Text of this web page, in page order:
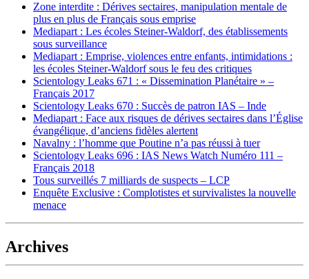
Zone interdite : Dérives sectaires, manipulation mentale de
plus en plus de Français sous emprise
Mediapart : Les écoles Steiner-Waldorf, des établissements
sous surveillance
Mediapart : Emprise, violences entre enfants, intimidations :
les écoles Steiner-Waldorf sous le feu des critiques
Scientology Leaks 671 : « Dissemination Planétaire » –
Français 2017
Scientology Leaks 670 : Succès de patron IAS – Inde
Mediapart : Face aux risques de dérives sectaires dans l’Église
évangélique, d’anciens fidèles alertent
Navalny : l’homme que Poutine n’a pas réussi à tuer
Scientology Leaks 696 : IAS News Watch Numéro 111 –
Français 2018
Tous surveillés 7 milliards de suspects – LCP
Enquête Exclusive : Complotistes et survivalistes la nouvelle
menace
Archives